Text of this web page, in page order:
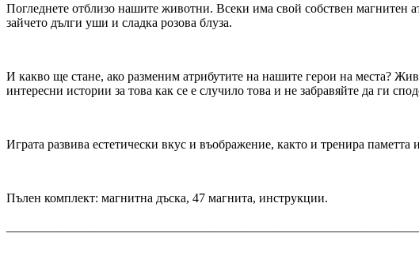
Погледнете отблизо нашите животни. Всеки има свой собствен магнитен
зайчето дълги уши и сладка розова блуза.
И какво ще стане, ако разменим атрибутите на нашите герои на места?
интересни истории за това как се е случило това и не забравяйте да ги
Играта развива естетически вкус и въображение, както и тренира
Пълен комплект: магнитна дъска, 47 магнита, инструкции.